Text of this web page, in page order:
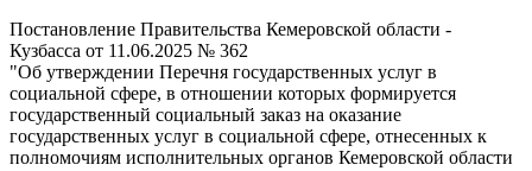
Постановление Правительства Кемеровской области -
Кузбасса от 11.06.2025 № 362
"Об утверждении Перечня государственных услуг в
социальной сфере, в отношении которых формируется
государственный социальный заказ на оказание
государственных услуг в социальной сфере, отнесенных к
полномочиям исполнительных органов Кемеровской области